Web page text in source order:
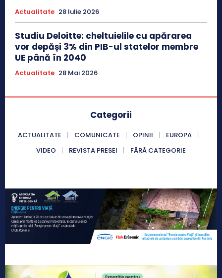
Actualitate 28 Iulie 2026
Studiu Deloitte: cheltuielile cu apărarea
vor depăși 3% din PIB-ul statelor membre
UE până în 2040
Actualitate 28 Mai 2026
Categorii
ACTUALITATE COMUNICATE OPINII
EUROPA
VIDEO
REVISTA PRESEI FĂRĂ CATEGORIE